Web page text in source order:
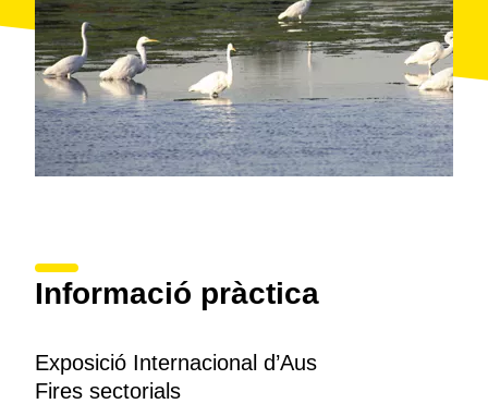
Informació pràctica
Exposició Internacional d’Aus
Fires sectorials